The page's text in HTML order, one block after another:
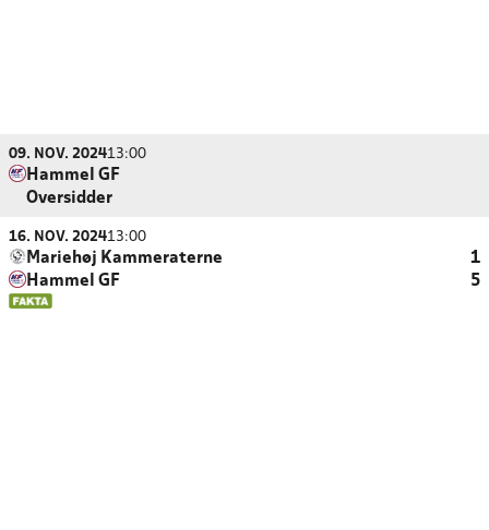
09. NOV. 202413:00
Hammel GF
Oversidder
16. NOV. 202413:00
Mariehøj Kammeraterne
1
Hammel GF
5